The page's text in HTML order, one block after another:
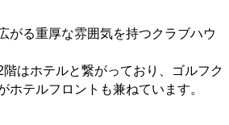
がる重厚な雰囲気を持つクラブハウ
はホテルと繋がっており、ゴルフク
ホテルフロントも兼ねています。